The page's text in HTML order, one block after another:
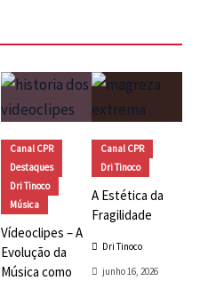
Canal CPR
Destaques
Dri Tinoco
Música
Vídeoclipes – A
Evolução da
Música como
Canal CPR
Dri Tinoco
A Estética da
Fragilidade
Dri Tinoco
junho 16, 2026